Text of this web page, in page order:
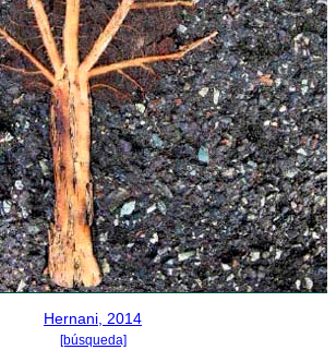
Hernani, 2014
[búsqueda]